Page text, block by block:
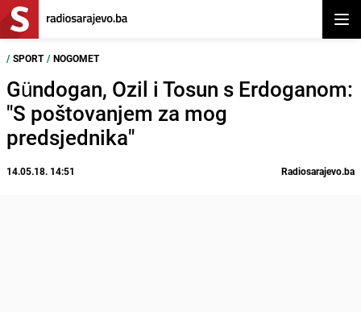
/ SPORT / NOGOMET
Gündogan, Ozil i Tosun s Erdoganom:
"S poštovanjem za mog
predsjednika"
14.05.18. 14:51 Radiosarajevo.ba